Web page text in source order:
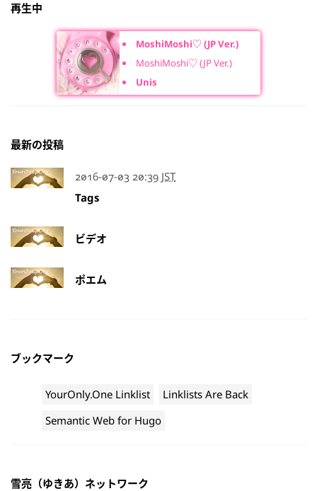
再生中
MoshiMoshi♡ (JP Ver.)
MoshiMoshi♡ (JP Ver.)
Unis
最新の投稿
2016-07-03 20:39 JST
Tags
ビデオ
ポエム
ブックマーク
YourOnly.One Linklist
Linklists Are Back
Semantic Web for Hugo
雪亮（ゆきあ）ネットワーク